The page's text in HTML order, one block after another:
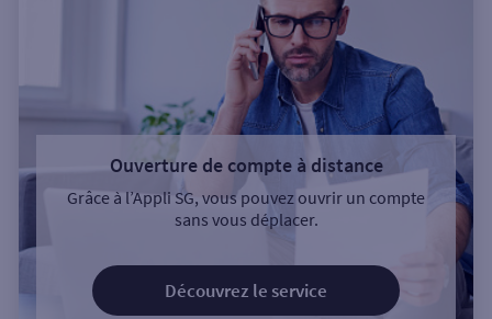
Ouverture de compte à distance
Grâce à l’Appli SG, vous pouvez ouvrir un compte
sans vous déplacer.
Découvrez le service